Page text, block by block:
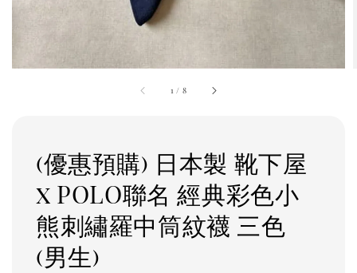
1 / 8
(優惠預購) 日本製 靴下屋
x POLO聯名 經典彩色小
熊刺繡羅中筒紋襪 三色
(男生)